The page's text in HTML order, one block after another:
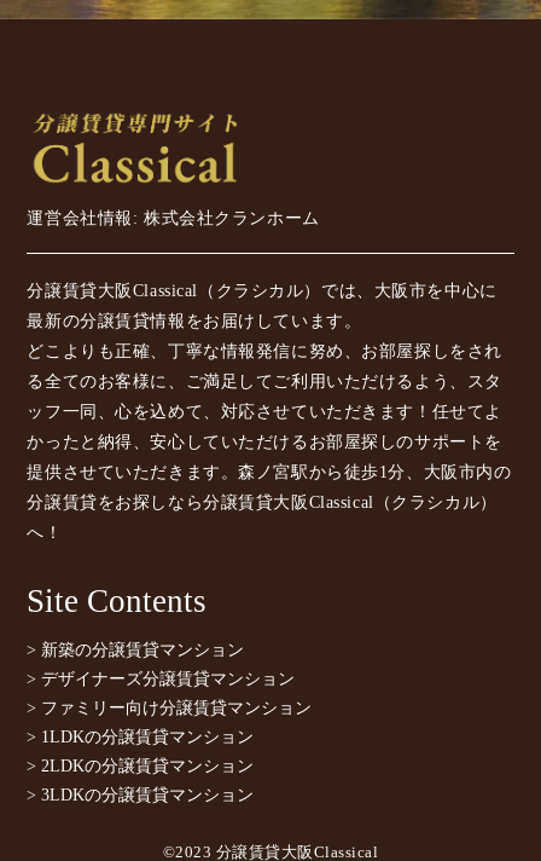
運営会社情報: 株式会社クランホーム
分譲賃貸大阪Classical（クラシカル）では、大阪市を中心に
最新の分譲賃貸情報をお届けしています。
どこよりも正確、丁寧な情報発信に努め、お部屋探しをされ
る全てのお客様に、ご満足してご利用いただけるよう、スタ
ッフ一同、心を込めて、対応させていただきます！任せてよ
かったと納得、安心していただけるお部屋探しのサポートを
提供させていただきます。森ノ宮駅から徒歩1分、大阪市内の
分譲賃貸をお探しなら分譲賃貸大阪Classical（クラシカル）
へ！
Site Contents
> 新築の分譲賃貸マンション
> デザイナーズ分譲賃貸マンション
> ファミリー向け分譲賃貸マンション
> 1LDKの分譲賃貸マンション
> 2LDKの分譲賃貸マンション
> 3LDKの分譲賃貸マンション
©2023 分譲賃貸大阪Classical